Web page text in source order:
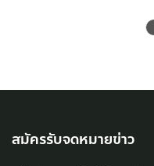
สมัครรับจดหมายข่าว